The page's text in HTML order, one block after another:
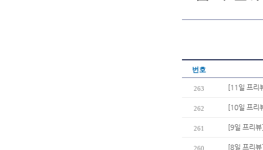
번호
263 [11일 프리
262 [10일 프리
261 [9일 프리
260 [8일 프리